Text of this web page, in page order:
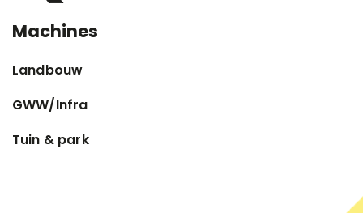
Machines
Landbouw
GWW/Infra
Tuin & park